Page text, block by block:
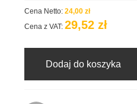
Cena Netto: 24,00 zł
Cena z VAT: 29,52 zł
Dodaj do koszyka